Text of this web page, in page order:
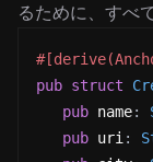
るために、すべ
pub struct
pub name:
pub uri :